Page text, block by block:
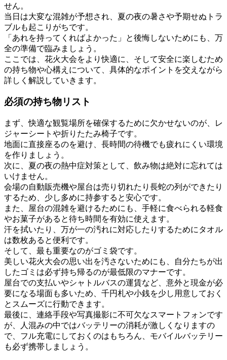
せん。
当日は大変な混雑が予想され、夏の夜の暑さや予期せぬトラ
ブルも起こりがちです。
「あれを持ってくればよかった」と後悔しないためにも、万
全の準備で臨みましょう。
ここでは、花火大会をより快適に、そして安全に楽しむため
の持ち物や心構えについて、具体的なポイントを交えながら
詳しく解説していきます。
必須の持ち物リスト
まず、快適な観覧場所を確保するために欠かせないのが、
レ
ジャーシートや折りたたみ椅子です。
地面に直接座るのを避け、長時間の待機でも疲れにくい環境
を作りましょう。
次に、夏の夜の熱中症対策として、飲み物は絶対に忘れては
いけません。
会場の自動販売機や屋台は売り切れたり長蛇の列ができたり
するため、少し多めに持参すると安心です。
また、屋台の混雑を避けるためにも、手軽に食べられる軽食
やお菓子があると待ち時間を有効に使えます。
汗を拭いたり、万が一の汚れに対応したりするためにタオル
は数枚あると便利です。
そして、最も重要なのがゴミ袋です。
美しい花火大会の思い出を汚さないためにも、自分たちが出
したゴミは必ず持ち帰るのが最低限のマナーです。
屋台での支払いやシャトルバスの運賃など、意外と現金が必
要になる場面も多いため、千円札や小銭を少し用意しておく
とスムーズに行動できます。
最後に、連絡手段や写真撮影に不可欠なスマートフォンです
が、人混みの中ではバッテリーの消耗が激しくなりますの
で、フル充電にしておくのはもちろん、モバイルバッテリー
も必ず携帯しましょう。